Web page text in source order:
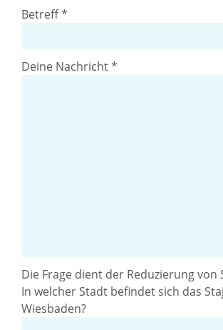
Betreff *
Deine Nachricht *
Die Frage dient der Reduzierung von
In welcher Stadt befindet sich das
Wiesbaden?